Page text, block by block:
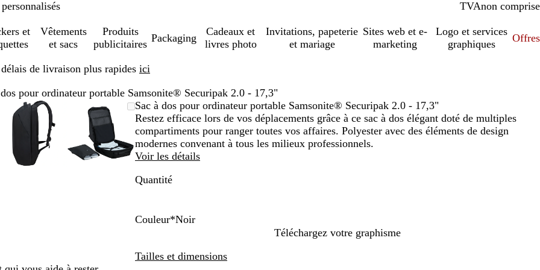
TVAcomprise
non comprise
et
Vêtements
et sacs
Produits
publicitaires
Packaging
Cadeaux et
livres photo
Invitations, papeterie
et mariage
Sites web et e-
marketing
Logo et services
graphiques
Offres
de livraison plus rapides ici
dos pour ordinateur portable Samsonite® Securipak 2.0 - 17,3"
Image
zoomable
Zoom
au
minimum
Cliquez
pour
développer
Utilisez
les
touches
plus
et
moins
Image
zoomable
Zoom
au
minimum
Cliquez
pour
développer
Utilisez
les
touches
plus
et
Sac à dos pour ordinateur portable Samsonite® Securipak 2.0 - 17,3"
Restez efficace lors de vos déplacements grâce à ce sac à dos élégant doté de multiples
compartiments pour ranger toutes vos affaires. Polyester avec des éléments de design
modernes convenant à tous les milieux professionnels.
Voir les détails
Quantité
Couleur*Noir
ie
Téléchargez votre graphisme
Tailles et dimensions